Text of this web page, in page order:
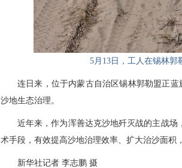
5月13日，工人在锡林
连日来，位于内蒙古自治区锡林郭勒盟正
沙地生态治理。
近年来，作为浑善达克沙地歼灭战的主战
术手段，有效提高沙地治理效率、扩大治沙面积
新华社记者 李志鹏 摄